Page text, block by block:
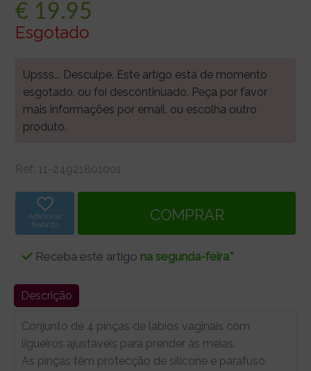
€ 19.95
Esgotado
Upsss... Desculpe. Este artigo está de momento
esgotado, ou foi descontinuado. Peça por favor
mais informações por email, ou escolha outro
produto.
Ref: 11-24921801001
Adicionar
favorito
Receba este artigo na segunda-feira*
Descrição
Conjunto de 4 pinças de lábios vaginais com
ligueiros ajustáveis para prender às meias.
As pinças têm protecção de silicone e parafuso